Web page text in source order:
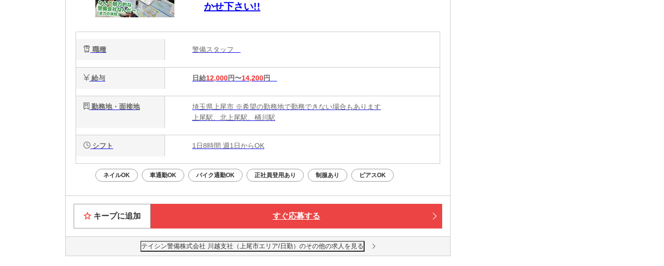
かせ下さい!!
職種 警備スタッフ
給与 日給12,000円〜14,200円
勤務地・面接地
埼玉県上尾市 ※希望の勤務地で勤務できない場合もあります
上尾駅、北上尾駅、桶川駅
シフト 1日8時間 週1日からOK
ネイルOK 車通勤OK バイク通勤OK 正社員登用あり 制服あり ピアスOK
キープに追加 すぐ応募する
テイシン警備株式会社 川越支社（上尾市エリア/日勤）のその他の求人を見る